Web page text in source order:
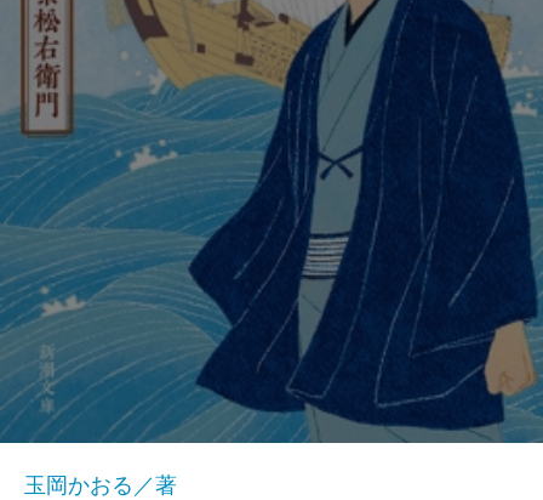
玉岡かおる／著